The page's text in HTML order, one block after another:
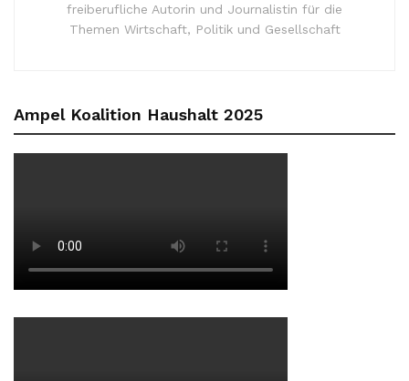
freiberufliche Autorin und Journalistin für die
Themen Wirtschaft, Politik und Gesellschaft
Ampel Koalition Haushalt 2025